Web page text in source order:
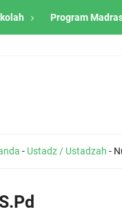
Program
- Ustadz / Ustadzah -